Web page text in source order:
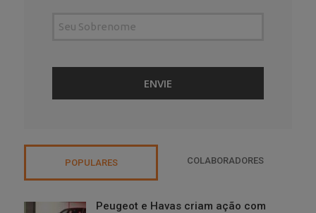
POPULARES COLABORADORES
Peugeot e Havas criam ação com